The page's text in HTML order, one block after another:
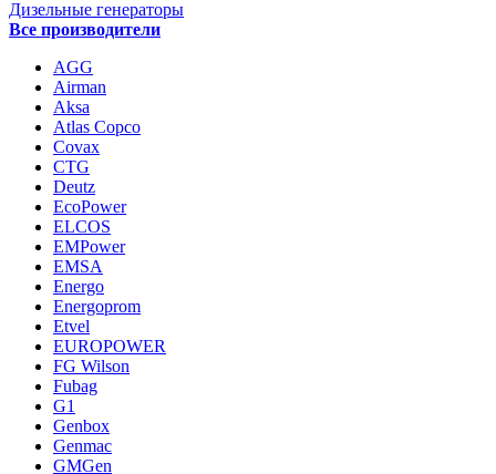
Дизельные генераторы
Все производители
AGG
Airman
Aksa
Atlas Copco
Covax
CTG
Deutz
EcoPower
ELCOS
EMPower
EMSA
Energo
Energoprom
Etvel
EUROPOWER
FG Wilson
Fubag
G1
Genbox
Genmac
GMGen